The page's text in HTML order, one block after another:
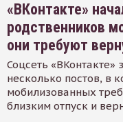
«ВКонтакте»
родственников
они требуют
Соцсеть
несколько постов, в
мобилизованных
близким отпуск и